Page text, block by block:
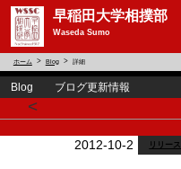
早稲田大学相撲部
Waseda Sumo
ホーム Blog 詳細
Blog ブログ更新情報
<
2012-10-2 リリース